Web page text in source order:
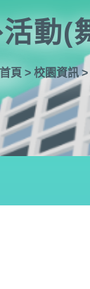
動(
首頁 > 校園資訊 >